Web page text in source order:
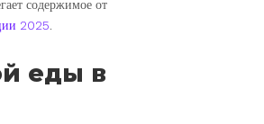
содержимое от
2025
еды в